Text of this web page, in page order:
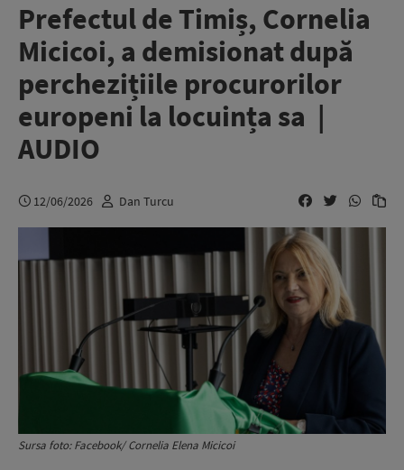
Prefectul de Timiș, Cornelia
Micicoi, a demisionat după
perchezițiile procurorilor
europeni la locuința sa |
AUDIO
12/06/2026 Dan Turcu
Sursa foto: Facebook/ Cornelia Elena Micicoi